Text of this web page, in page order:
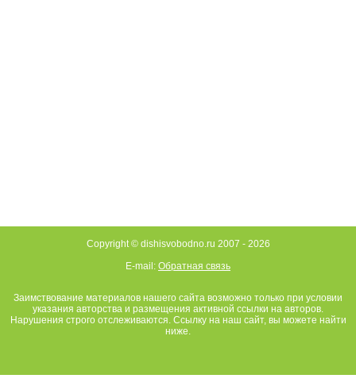
Copyright © dishisvobodno.ru 2007 - 2026
E-mail: Обратная связь
Заимствование материалов нашего сайта возможно только при условии
указания авторства и размещения активной ссылки на авторов.
Нарушения строго отслеживаются. Ссылку на наш сайт, вы можете найти
ниже.